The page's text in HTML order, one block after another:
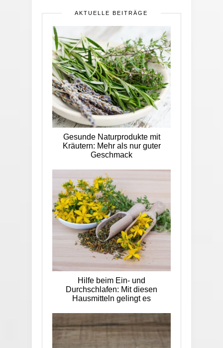
AKTUELLE BEITRÄGE
Gesunde Naturprodukte mit
Kräutern: Mehr als nur guter
Geschmack
Hilfe beim Ein- und
Durchschlafen: Mit diesen
Hausmitteln gelingt es